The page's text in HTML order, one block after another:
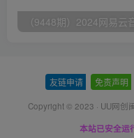
友链申请 免责声明
Copyright © 2023 · UU网创
本站已安全运